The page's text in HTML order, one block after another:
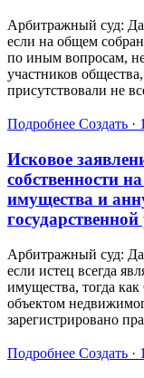
Арбитражный суд:
если на общем
по иным вопросам,
участников
присутствовали не
Подробнее Создать ·
Исковое
собственности
имущества и
Арбитражный суд:
если истец всегда
имущества, тогда
объектом
зарегистрировано
Подробнее Создать ·